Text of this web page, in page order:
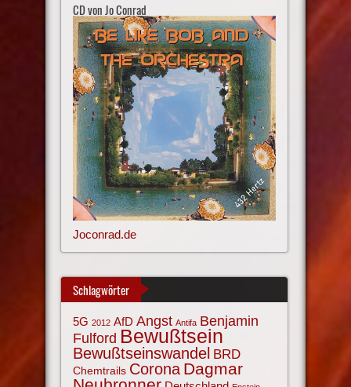
CD von Jo Conrad
Joconrad.de
Schlagwörter
5G 2012 AfD Angst Antifa Benjamin
Fulford Bewußtsein
Bewußtseinswandel BRD
Chemtrails Corona Dagmar